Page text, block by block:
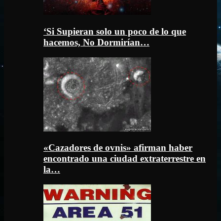
‘Si Supieran solo un poco de lo que
hacemos, No Dormirían…
«Cazadores de ovnis» afirman haber
encontrado una ciudad extraterrestre en
la…